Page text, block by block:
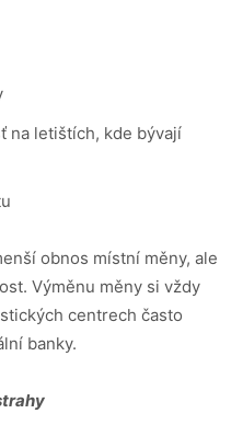
na letištích, kde bývají
obnos místní měny, ale
Výměnu měny si vždy
centrech často
banky.